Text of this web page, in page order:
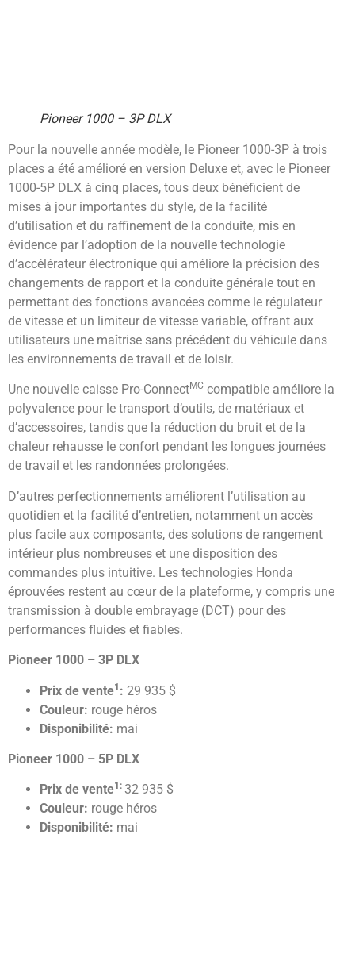
Pioneer 1000 – 3P DLX
Pour la nouvelle année modèle, le Pioneer 1000-3P à trois
places a été amélioré en version Deluxe et, avec le Pioneer
1000-5P DLX à cinq places, tous deux bénéficient de
mises à jour importantes du style, de la facilité
d’utilisation et du raffinement de la conduite, mis en
évidence par l’adoption de la nouvelle technologie
d’accélérateur électronique qui améliore la précision des
changements de rapport et la conduite générale tout en
permettant des fonctions avancées comme le régulateur
de vitesse et un limiteur de vitesse variable, offrant aux
utilisateurs une maîtrise sans précédent du véhicule dans
les environnements de travail et de loisir.
Une nouvelle caisse Pro-ConnectMC compatible améliore la
polyvalence pour le transport d’outils, de matériaux et
d’accessoires, tandis que la réduction du bruit et de la
chaleur rehausse le confort pendant les longues journées
de travail et les randonnées prolongées.
D’autres perfectionnements améliorent l’utilisation au
quotidien et la facilité d’entretien, notamment un accès
plus facile aux composants, des solutions de rangement
intérieur plus nombreuses et une disposition des
commandes plus intuitive. Les technologies Honda
éprouvées restent au cœur de la plateforme, y compris une
transmission à double embrayage (DCT) pour des
performances fluides et fiables.
Pioneer 1000 – 3P DLX
Prix de vente1 : 29 935 $
Couleur: rouge héros
Disponibilité: mai
Pioneer 1000 – 5P DLX
Prix de vente1: 32 935 $
Couleur: rouge héros
Disponibilité: mai